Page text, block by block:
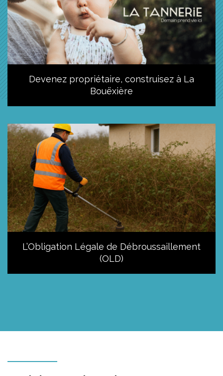
Devenez propriétaire, construisez à La
Bouëxière
L’Obligation Légale de Débroussaillement
(OLD)